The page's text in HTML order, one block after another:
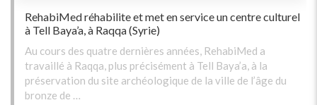
RehabiMed réhabilite et met en service un centre culturel
à Tell Baya’a, à Raqqa (Syrie)
Au cours des quatre dernières années, RehabiMed a
travaillé à Raqqa, plus précisément à Tell Baya’a, à la
préservation du site archéologique de la ville de l’âge du
bronze de …